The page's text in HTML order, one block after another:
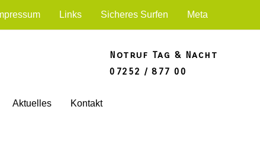
Links Sicheres Surfen Meta
Notruf Tag & Nacht
07252 / 877 00
Aktuelles Kontakt